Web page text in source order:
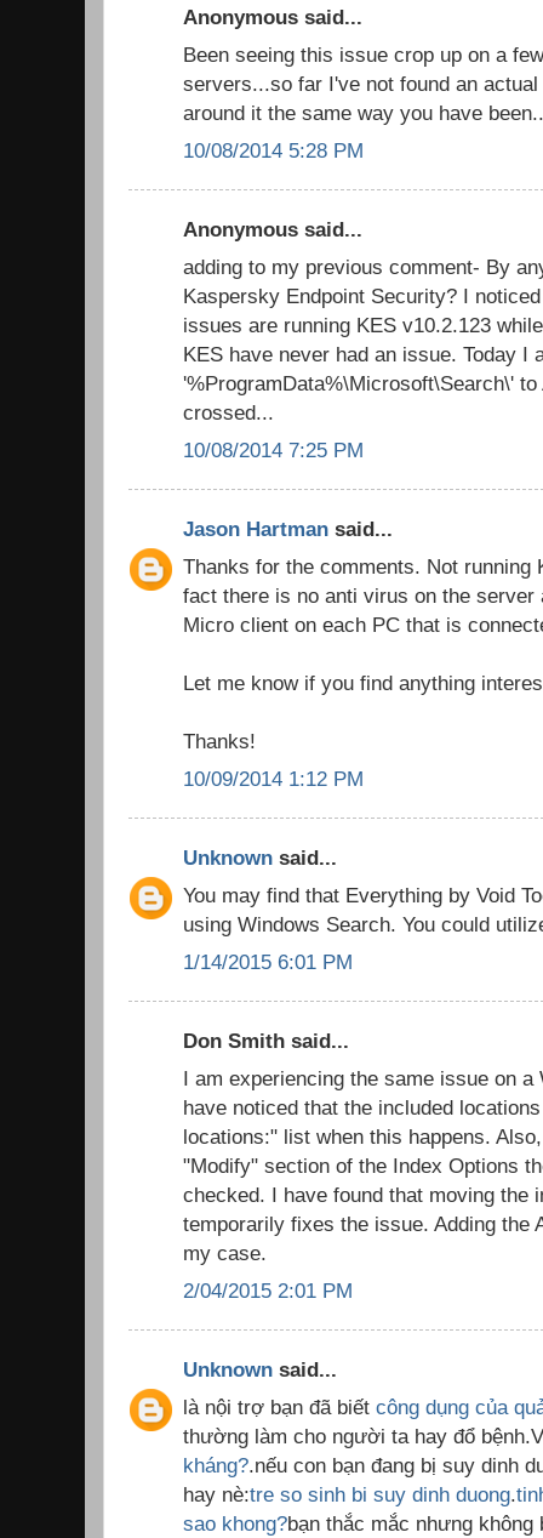
Anonymous said...
Been seeing this issue crop up on a
servers...so far I've not found an
around it the same way you have
10/08/2014 5:28 PM
Anonymous said...
adding to my previous comment- By
Kaspersky Endpoint Security? I
issues are running KES v10.2.123
KES have never had an issue. Today I
'%ProgramData%\Microsoft\Search\'
crossed...
10/08/2014 7:25 PM
Jason Hartman said...
Thanks for the comments. Not running
fact there is no anti virus on the server
Micro client on each PC that is
Let me know if you find anything
Thanks!
10/09/2014 1:12 PM
Unknown said...
You may find that Everything by Void
using Windows Search. You could
1/14/2015 6:01 PM
Don Smith said...
I am experiencing the same issue on
have noticed that the included
locations:" list when this happens.
"Modify" section of the Index Options
checked. I have found that moving the
temporarily fixes the issue. Adding the
my case.
2/04/2015 2:01 PM
Unknown said...
là nội trợ bạn đã biết công dụng của
thường làm cho người ta hay đổ
kháng?.nếu con bạn đang bị suy dinh
hay nè:tre so sinh bi suy dinh duong.
sao khong?bạn thắc mắc nhưng